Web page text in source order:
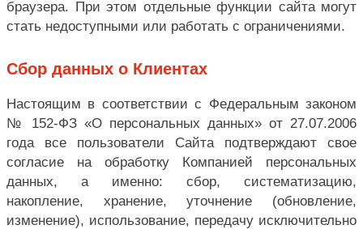
браузера. При этом отдельные функции сайта могут
стать недоступными или работать с ограничениями.
Сбор данных о Клиентах
Настоящим в соответствии с Федеральным законом
№ 152-ФЗ «О персональных данных» от 27.07.2006
года все пользователи Сайта подтверждают свое
согласие на обработку Компанией персональных
данных, а именно: сбор, систематизацию,
накопление, хранение, уточнение (обновление,
изменение), использование, передачу исключительно